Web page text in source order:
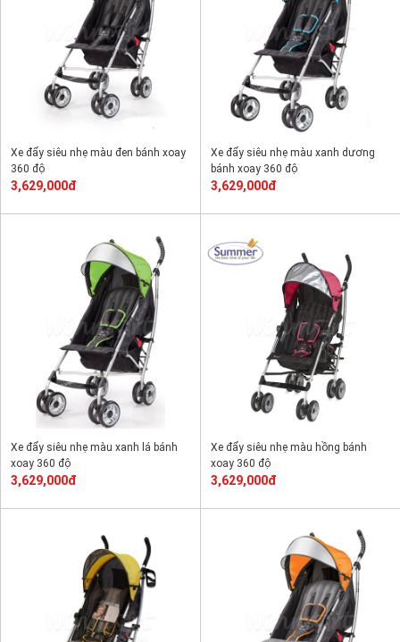
Xe đẩy siêu nhẹ màu đen bánh xoay
360 độ
3,629,000đ
Xe đẩy siêu nhẹ màu xanh dương
bánh xoay 360 độ
3,629,000đ
Xe đẩy siêu nhẹ màu xanh lá bánh
xoay 360 độ
3,629,000đ
Xe đẩy siêu nhẹ màu hồng bánh
xoay 360 độ
3,629,000đ